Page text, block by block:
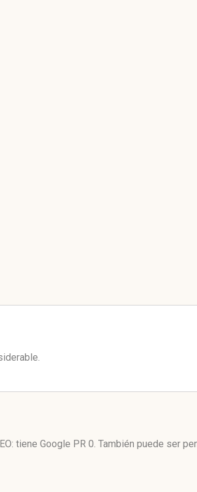
tiene Google PR 0. También puede ser